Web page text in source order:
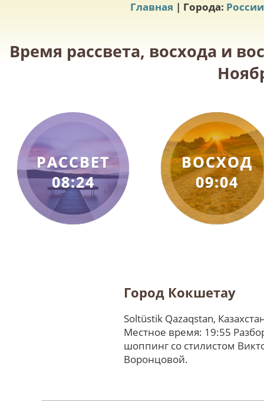
Главная | Города: России
Время рассвета, восхода и
РАССВЕТ
08:24
ВОСХОД
09:04
Город Кокшетау
Soltüstik Qazaqstan,
Местное время: 19:55
шоппинг со стилистом
Воронцовой.